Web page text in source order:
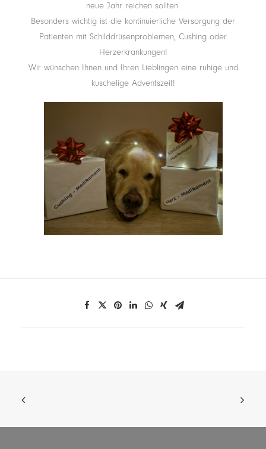
neue Jahr reichen sollten.
Besonders wichtig ist die kontinuierliche Versorgung der
Patienten mit Schilddrüsenproblemen, Cushing oder
Herzerkrankungen!
Wir wünschen Ihnen und Ihren Lieblingen eine ruhige und
kuschelige Adventszeit!